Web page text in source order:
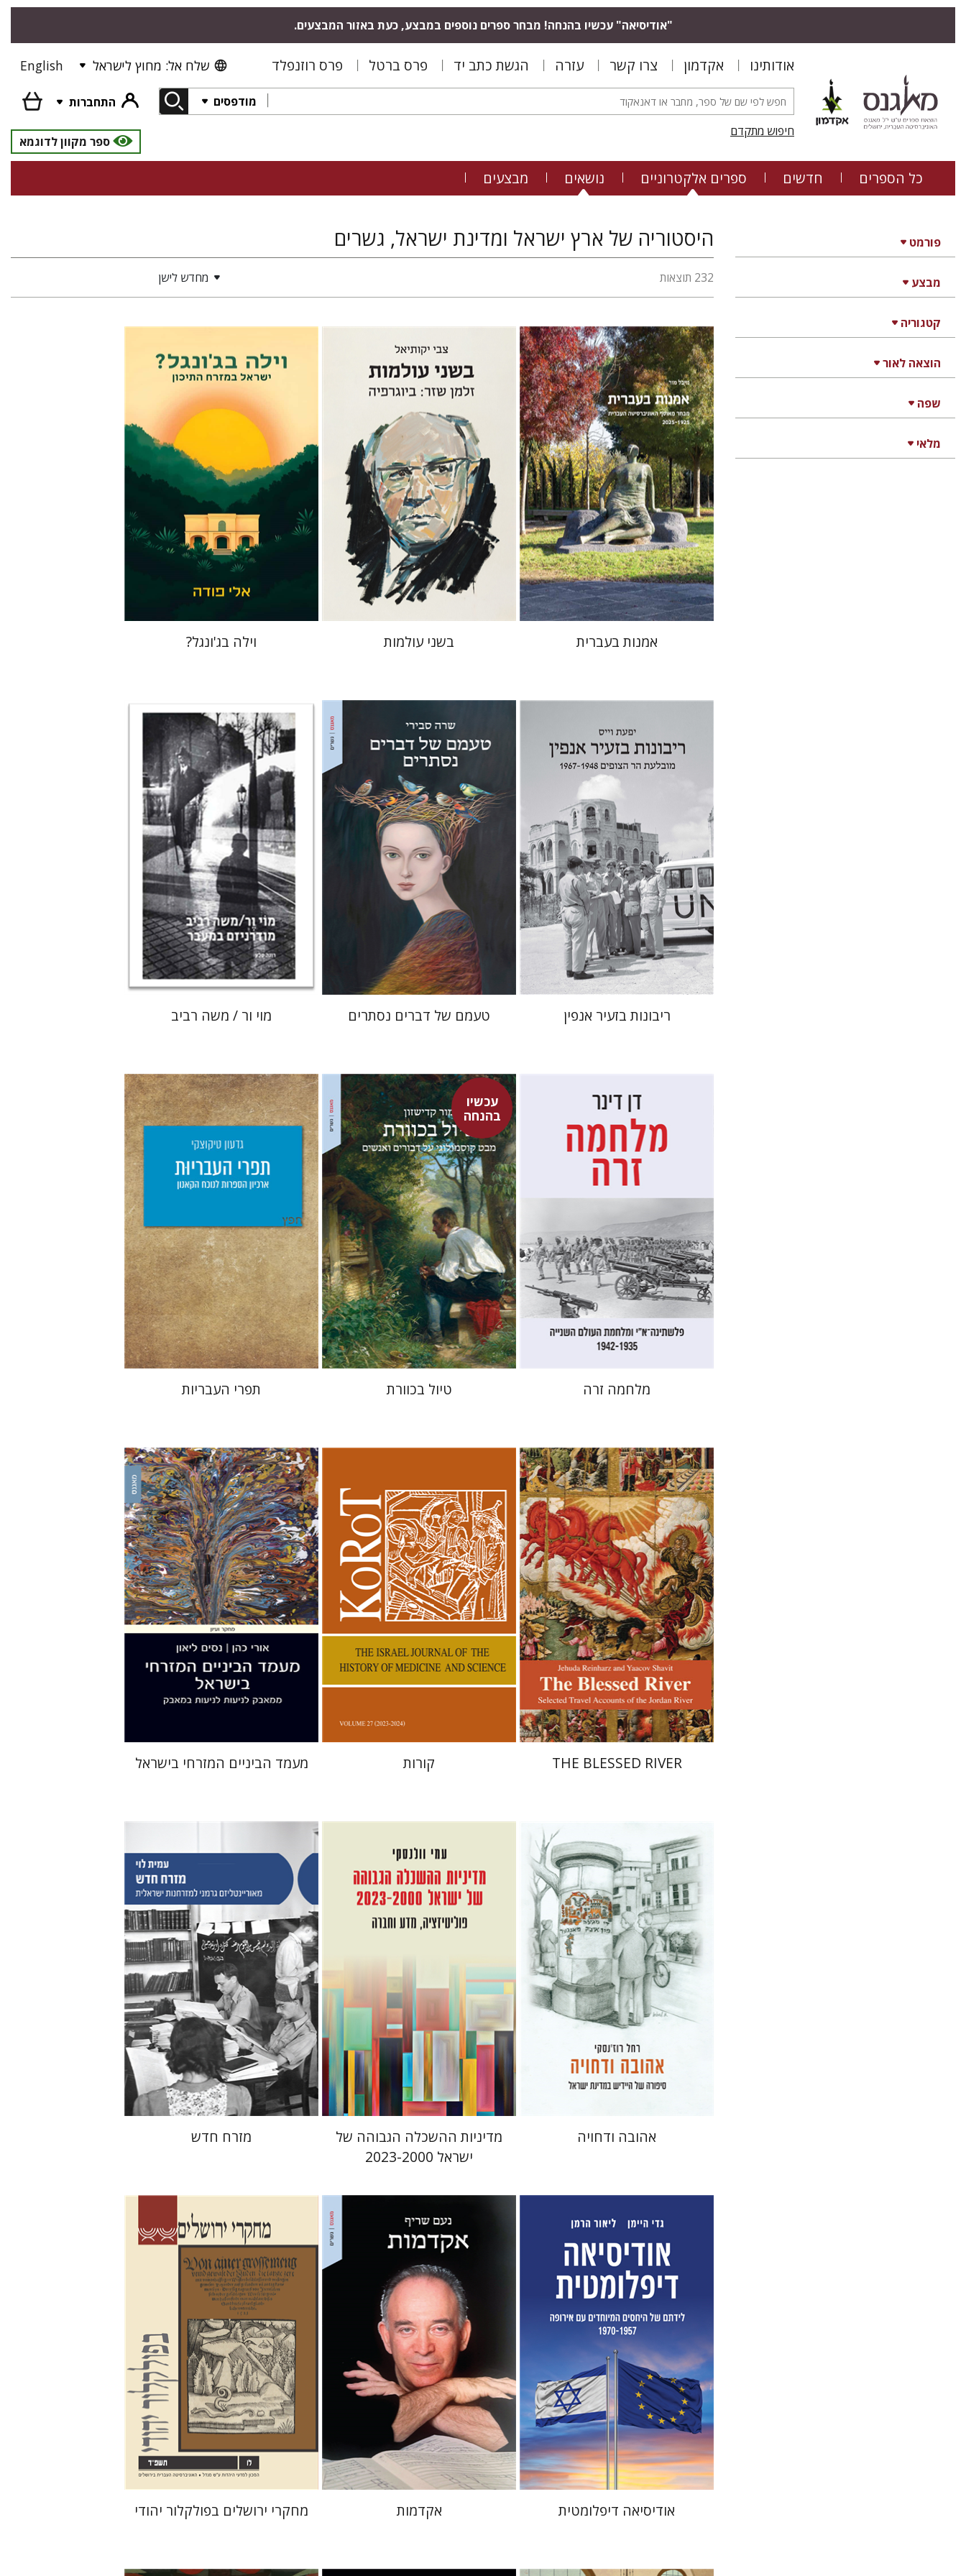
"אודיסיאה" עכשיו בהנחה! מבחר ספרים נוספים במבצע, כעת באזור המבצעים.
אודותינו אקדמון צרו קשר עזרה הגשת כתב יד פרס ברטל פרס רוזנפלד שלח אל: מחוץ לישראל English
מודפסים
התחברות
חיפוש מתקדם
ספר מקוון לדוגמא
כל הספרים חדשים ספרים אלקטרוניים נושאים מבצעים
פורמט
מבצע
קטגוריה
הוצאה לאור
שפה
מלאי
היסטוריה של ארץ ישראל ומדינת ישראל, גשרים
232 תוצאות מחדש לישן
מיכל מור
אמנות בעברית
צבי יקותיאל
הנחת אתר ספר מודפס
$35
$32
בשני עולמות
אלי פודה
הנחת אתר ספר מודפס
$46
$41
וילה בג'ונגל?
יפעת וייס
הנחת אתר ספר מודפס
$42
$38
ריבונות בזעיר אנפין
שרה סבירי
הנחת אתר ספר מודפס
$35
$32
טעמם של דברים נסתרים
רונה סלע
הנחת אתר ספר מודפס
$89
$80
מוי ור / משה רביב
דן דינר
שאול מרמרי
הנחת אתר ספר מודפס
$35
מלחמה זרה
עכשיו
בהנחהמור קדישזון
עכשיו בהנחה
$46
$34
טיול בכוורת
גדעון טיקוצקי
הנחת אתר ספר מודפס
$28
$25
תפרי העבריות
יהודה ריינהרץ יעקב שביט
הנחת אתר ספר מודפס
$30
$27
THE BLESSED RIVER
קנת קולינס
הנחת אתר ספר מודפס
קורות
אורי כהן נסים ליאון
הנחת אתר ספר מודפס
$42
$38
מעמד הביניים המזרחי בישראל
רחל רוז'נסקי
דוד בן-נחום
הנחת אתר ספר מודפס
$46
אהובה ודחויה
עמי וולנסקי
הנחת אתר ספר מודפס
$46
$41
מדיניות ההשכלה הגבוהה של
ישראל 2023-2000
הנחת אתר ספר מודפס
$42
$38
מזרח חדש
ליאור הרמן גדי היימן
הנחת אתר ספר מודפס
$42
$38
אודיסיאה דיפלומטית
נעם שריף
מתן חרמוני
הנחת אתר ספר מודפס
$35
$32
אקדמות
שלום צבר הגר סלמון
חזן-רוקם
הנחת אתר ספר מודפס
מחקרי ירושלים בפולקלור יהודי